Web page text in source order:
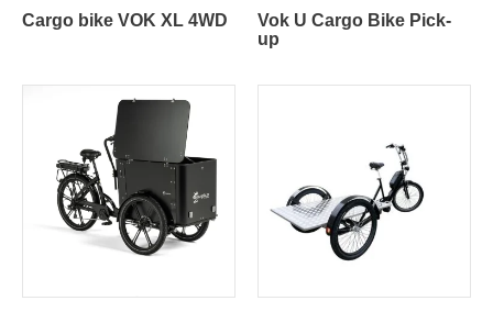
Cargo bike VOK XL 4WD
Vok U Cargo Bike Pick-
up